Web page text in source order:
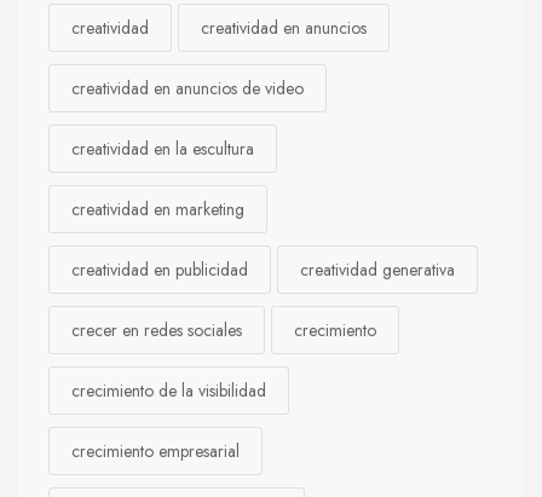
creatividad creatividad en anuncios
creatividad en anuncios de video
creatividad en la escultura
creatividad en marketing
creatividad en publicidad creatividad generativa
crecer en redes sociales crecimiento
crecimiento de la visibilidad
crecimiento empresarial